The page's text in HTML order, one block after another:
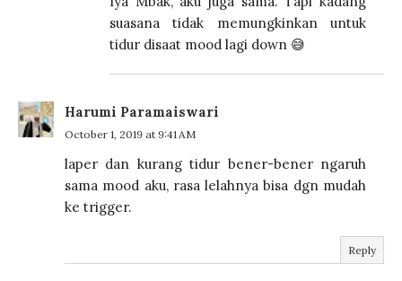
suasana tidak memungkinkan untuk
tidur disaat mood lagi down 😅
Harumi Paramaiswari
October 1, 2019 at 9:41 AM
laper dan kurang tidur bener-bener ngaruh
sama mood aku, rasa lelahnya bisa dgn mudah
ke trigger.
Reply